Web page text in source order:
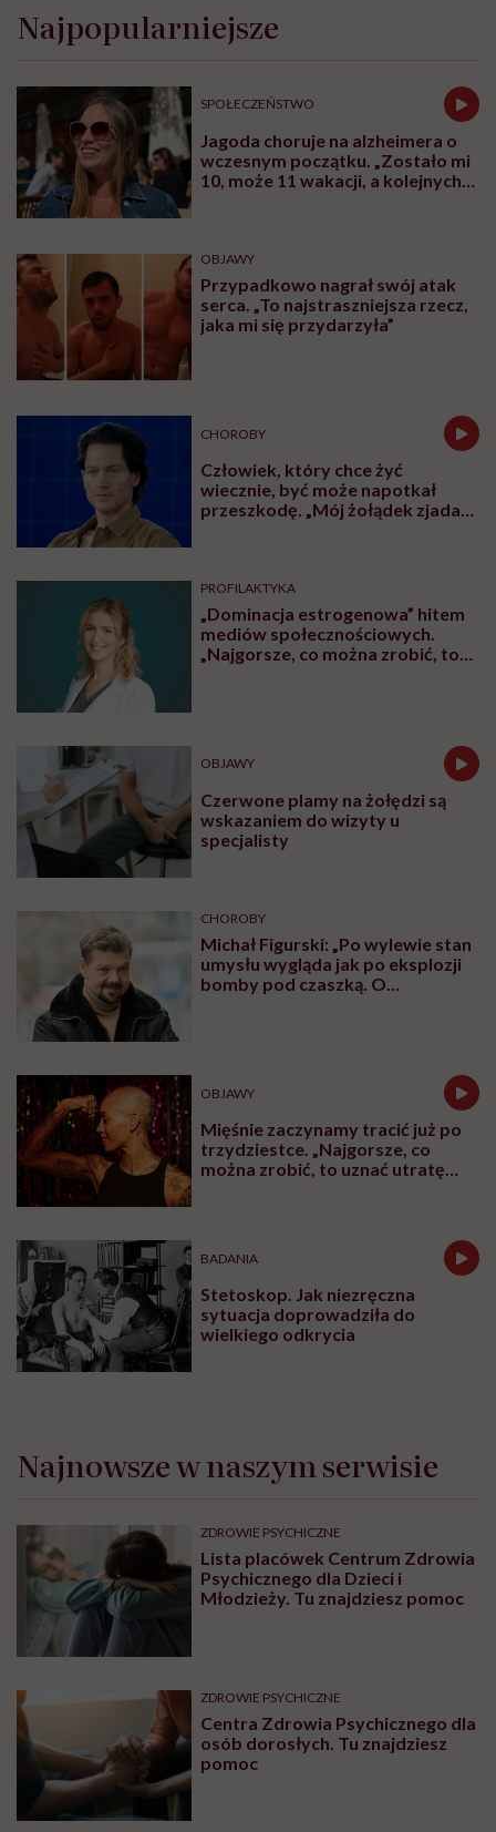
Najpopularniejsze
SPOŁECZEŃSTWO
Jagoda choruje na alzheimera o
wczesnym początku. „Zostało mi
10, może 11 wakacji, a kolejnych
OBJAWY
Przypadkowo nagrał swój atak
serca. „To najstraszniejsza rzecz,
jaka mi się przydarzyła”
CHOROBY
Człowiek, który chce żyć
wiecznie, być może napotkał
przeszkodę. „Mój żołądek zjada
PROFILAKTYKA
„Dominacja estrogenowa” hitem
mediów społecznościowych.
„Najgorsze, co można zrobić, to
OBJAWY
Czerwone plamy na żołędzi są
wskazaniem do wizyty u
specjalisty
CHOROBY
Michał Figurski: „Po wylewie stan
umysłu wygląda jak po eksplozji
bomby pod czaszką. O
OBJAWY
Mięśnie zaczynamy tracić już po
trzydziestce. „Najgorsze, co
można zrobić, to uznać utratę
BADANIA
Stetoskop. Jak niezręczna
sytuacja doprowadziła do
wielkiego odkrycia
Najnowsze w naszym serwisie
ZDROWIE PSYCHICZNE
Lista placówek Centrum Zdrowia
Psychicznego dla Dzieci i
Młodzieży. Tu znajdziesz pomoc
ZDROWIE PSYCHICZNE
Centra Zdrowia Psychicznego dla
osób dorosłych. Tu znajdziesz
pomoc